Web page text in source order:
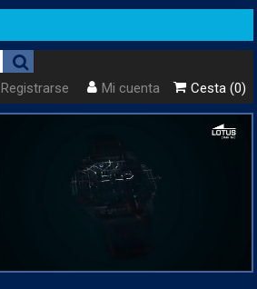
Cesta (0)
Mi cuenta
Registrarse